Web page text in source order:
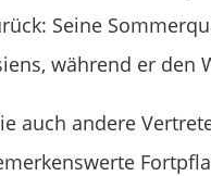
Seine
während er den
auch andere